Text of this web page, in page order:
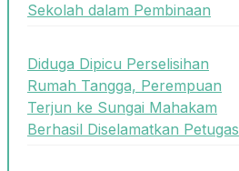
Sekolah dalam Pembinaan
Diduga Dipicu Perselisihan
Rumah Tangga, Perempuan
Terjun ke Sungai Mahakam
Berhasil Diselamatkan Petugas